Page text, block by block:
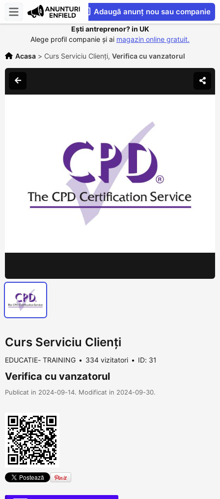
Adaugă anunț nou sau companie
CompaniesS
Ești antreprenor? in UK
Alege profil companie și ai magazin online gratuit.
Acasa > Curs Serviciu Clienți, Verifica cu vanzatorul
Curs Serviciu Clienți
EDUCATIE- TRAINING 334 vizitatori ID: 31
Verifica cu vanzatorul
Publicat in 2024-09-14. Modificat in 2024-09-30.